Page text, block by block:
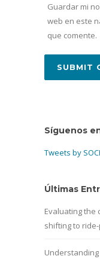
Guardar mi
web en este
que comente.
Síguenos
Tweets by
Últimas
Evaluating the
shifting to